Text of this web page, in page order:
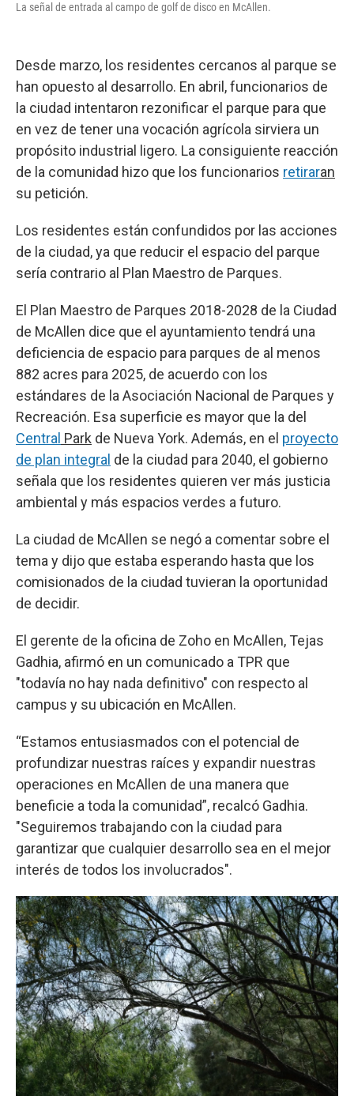
La señal de entrada al campo de golf de disco en McAllen.
Desde marzo, los residentes cercanos al parque se
han opuesto al desarrollo. En abril, funcionarios de
la ciudad intentaron rezonificar el parque para que
en vez de tener una vocación agrícola sirviera un
propósito industrial ligero. La consiguiente reacción
de la comunidad hizo que los funcionarios retiraran
su petición.
Los residentes están confundidos por las acciones
de la ciudad, ya que reducir el espacio del parque
sería contrario al Plan Maestro de Parques.
El Plan Maestro de Parques 2018-2028 de la Ciudad
de McAllen dice que el ayuntamiento tendrá una
deficiencia de espacio para parques de al menos
882 acres para 2025, de acuerdo con los
estándares de la Asociación Nacional de Parques y
Recreación. Esa superficie es mayor que la del
Central Park de Nueva York. Además, en el proyecto
de plan integral de la ciudad para 2040, el gobierno
señala que los residentes quieren ver más justicia
ambiental y más espacios verdes a futuro.
La ciudad de McAllen se negó a comentar sobre el
tema y dijo que estaba esperando hasta que los
comisionados de la ciudad tuvieran la oportunidad
de decidir.
El gerente de la oficina de Zoho en McAllen, Tejas
Gadhia, afirmó en un comunicado a TPR que
"todavía no hay nada definitivo" con respecto al
campus y su ubicación en McAllen.
“Estamos entusiasmados con el potencial de
profundizar nuestras raíces y expandir nuestras
operaciones en McAllen de una manera que
beneficie a toda la comunidad”, recalcó Gadhia.
"Seguiremos trabajando con la ciudad para
garantizar que cualquier desarrollo sea en el mejor
interés de todos los involucrados".